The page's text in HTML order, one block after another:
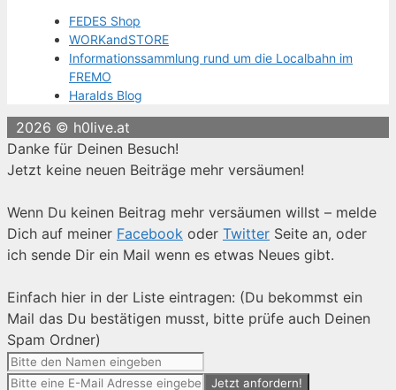
FEDES Shop
WORKandSTORE
Informationssammlung rund um die Localbahn im
FREMO
Haralds Blog
2026 © h0live.at
Danke für Deinen Besuch!
Jetzt keine neuen Beiträge mehr versäumen!
Wenn Du keinen Beitrag mehr versäumen willst – melde
Dich auf meiner Facebook oder Twitter Seite an, oder
ich sende Dir ein Mail wenn es etwas Neues gibt.
Einfach hier in der Liste eintragen: (Du bekommst ein
Mail das Du bestätigen musst, bitte prüfe auch Deinen
Spam Ordner)